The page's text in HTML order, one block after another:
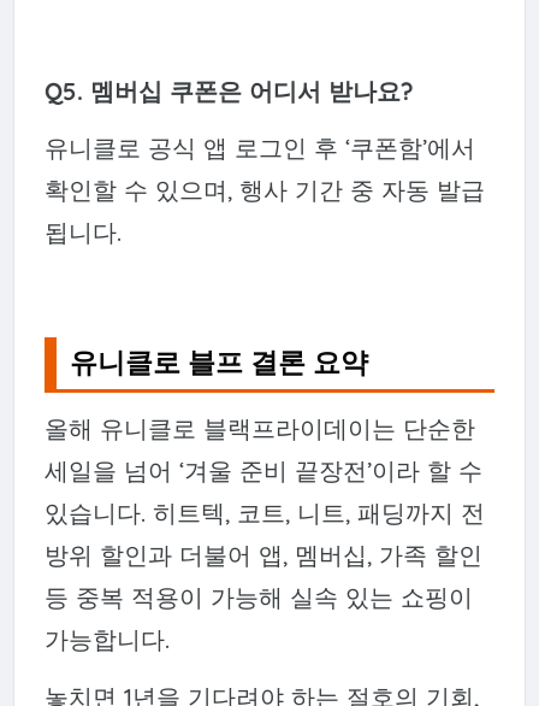
Q5. 멤버십 쿠폰은 어디서 받나요?
유니클로 공식 앱 로그인 후 ‘쿠폰함’에서
확인할 수 있으며, 행사 기간 중 자동 발급
됩니다.
유니클로 블프 결론 요약
올해 유니클로 블랙프라이데이는 단순한
세일을 넘어 ‘겨울 준비 끝장전’이라 할 수
있습니다. 히트텍, 코트, 니트, 패딩까지 전
방위 할인과 더불어 앱, 멤버십, 가족 할인
등 중복 적용이 가능해 실속 있는 쇼핑이
가능합니다.
놓치면 1년을 기다려야 하는 절호의 기회,